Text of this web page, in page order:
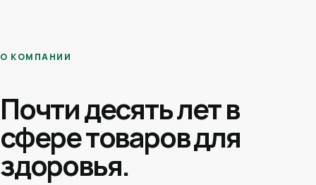
О КОМПАНИИ
Почти десять лет в
сфере товаров для
здоровья.